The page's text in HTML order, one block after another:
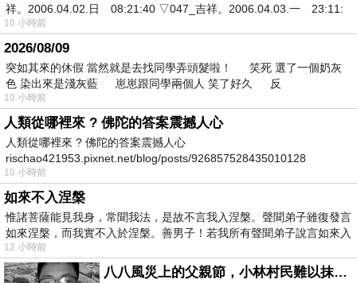
祥。2006.04.02.日 08:21:40 ▽047_吉祥。2006.04.03.一 23:11:
10 小時前
2026/08/09
突如其來的休假 當然就是去找同學弄頭髮啦！ 笑死 選了一個奶灰
色 染出來是淺灰藍 崽崽跟同學兩個人 笑了好久 反
10 小時前
人類從哪裡來 ? 佛陀的答案震撼人心
人類從哪裡來 ? 佛陀的答案震撼人心
rischao421953.pixnet.net/blog/posts/926857528435010128
10 小時前
如來不入涅槃
惟諸菩薩能見我身，常聞我法，是故不言我入涅槃。聲聞弟子雖復發言
如來涅槃，而我實不入於涅槃。善男子！若我所有聲聞弟子說言如來入
12 小時前
八八風災上的父親節，小林村民難以抹滅的痛